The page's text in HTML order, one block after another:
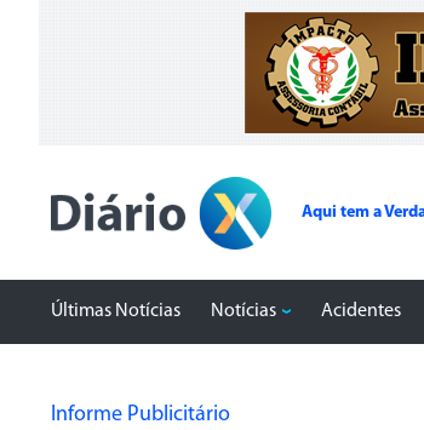
Aqui tem a
Últimas Notícias Notícias Acidentes
Informe Publicitário